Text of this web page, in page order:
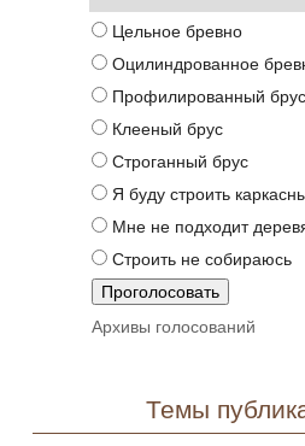
Цельное бревно
Оцилиндрованное
Профилированный брус
Клееный брус
Строганный брус
Я буду строить
Мне не подходит
Строить не собираюсь
Архивы голосований
Темы